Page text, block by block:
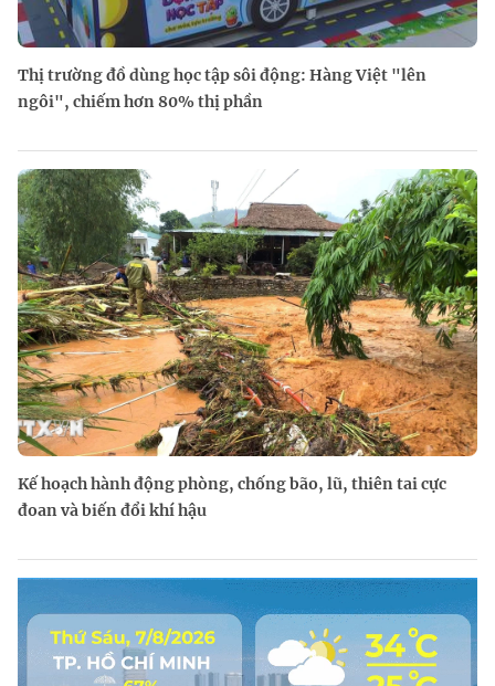
Thị trường đồ dùng học tập sôi động: Hàng Việt "lên
ngôi", chiếm hơn 80% thị phần
Kế hoạch hành động phòng, chống bão, lũ, thiên tai cực
đoan và biến đổi khí hậu